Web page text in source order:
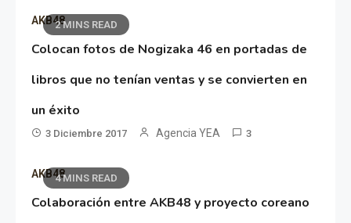
2 MINS READ
AKB48
Colocan fotos de Nogizaka 46 en portadas de
libros que no tenían ventas y se convierten en
un éxito
3 Diciembre 2017 Agencia YEA 3
4 MINS READ
AKB48
Colaboración entre AKB48 y proyecto coreano